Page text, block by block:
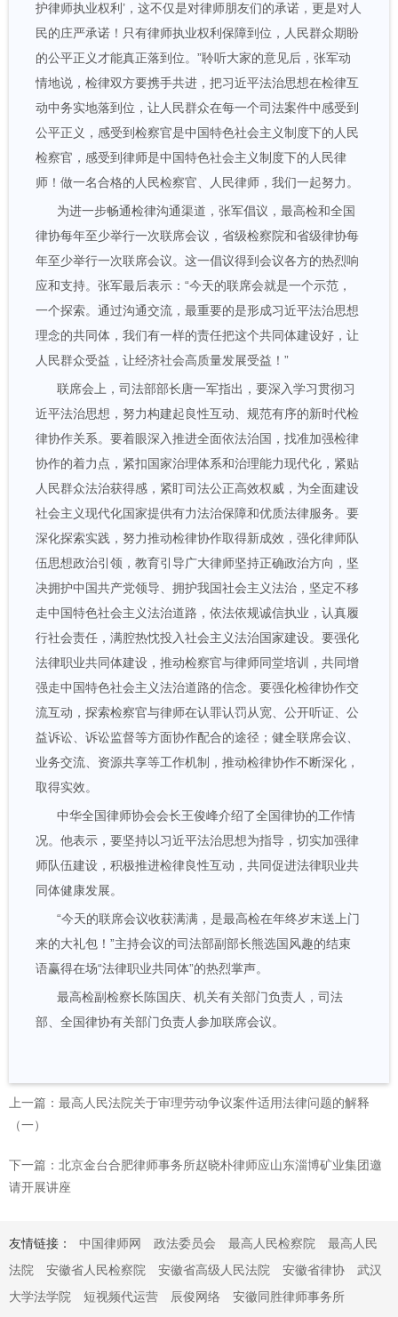
护律师执业权利’，这不仅是对律师朋友们的承诺，更是对人
民的庄严承诺！只有律师执业权利保障到位，人民群众期盼
的公平正义才能真正落到位。”聆听大家的意见后，张军动
情地说，检律双方要携手共进，把习近平法治思想在检律互
动中务实地落到位，让人民群众在每一个司法案件中感受到
公平正义，感受到检察官是中国特色社会主义制度下的人民
检察官，感受到律师是中国特色社会主义制度下的人民律
师！做一名合格的人民检察官、人民律师，我们一起努力。
为进一步畅通检律沟通渠道，张军倡议，最高检和全国
律协每年至少举行一次联席会议，省级检察院和省级律协每
年至少举行一次联席会议。这一倡议得到会议各方的热烈响
应和支持。张军最后表示：“今天的联席会就是一个示范，
一个探索。通过沟通交流，最重要的是形成习近平法治思想
理念的共同体，我们有一样的责任把这个共同体建设好，让
人民群众受益，让经济社会高质量发展受益！”
联席会上，司法部部长唐一军指出，要深入学习贯彻习
近平法治思想，努力构建起良性互动、规范有序的新时代检
律协作关系。要着眼深入推进全面依法治国，找准加强检律
协作的着力点，紧扣国家治理体系和治理能力现代化，紧贴
人民群众法治获得感，紧盯司法公正高效权威，为全面建设
社会主义现代化国家提供有力法治保障和优质法律服务。要
深化探索实践，努力推动检律协作取得新成效，强化律师队
伍思想政治引领，教育引导广大律师坚持正确政治方向，坚
决拥护中国共产党领导、拥护我国社会主义法治，坚定不移
走中国特色社会主义法治道路，依法依规诚信执业，认真履
行社会责任，满腔热忱投入社会主义法治国家建设。要强化
法律职业共同体建设，推动检察官与律师同堂培训，共同增
强走中国特色社会主义法治道路的信念。要强化检律协作交
流互动，探索检察官与律师在认罪认罚从宽、公开听证、公
益诉讼、诉讼监督等方面协作配合的途径；健全联席会议、
业务交流、资源共享等工作机制，推动检律协作不断深化，
取得实效。
中华全国律师协会会长王俊峰介绍了全国律协的工作情
况。他表示，要坚持以习近平法治思想为指导，切实加强律
师队伍建设，积极推进检律良性互动，共同促进法律职业共
同体健康发展。
“今天的联席会议收获满满，是最高检在年终岁末送上门
来的大礼包！”主持会议的司法部副部长熊选国风趣的结束
语赢得在场“法律职业共同体”的热烈掌声。
最高检副检察长陈国庆、机关有关部门负责人，司法
部、全国律协有关部门负责人参加联席会议。
上一篇：最高人民法院关于审理劳动争议案件适用法律问题的解释
（一）
下一篇：北京金台合肥律师事务所赵晓朴律师应山东淄博矿业集团邀
请开展讲座
友情链接： 中国律师网 政法委员会 最高人民检察院
最高人民
法院
安徽省人民检察院 安徽省高级人民法院 安徽省律协
武汉
大学法学院
短视频代运营 辰俊网络 安徽同胜律师事务所